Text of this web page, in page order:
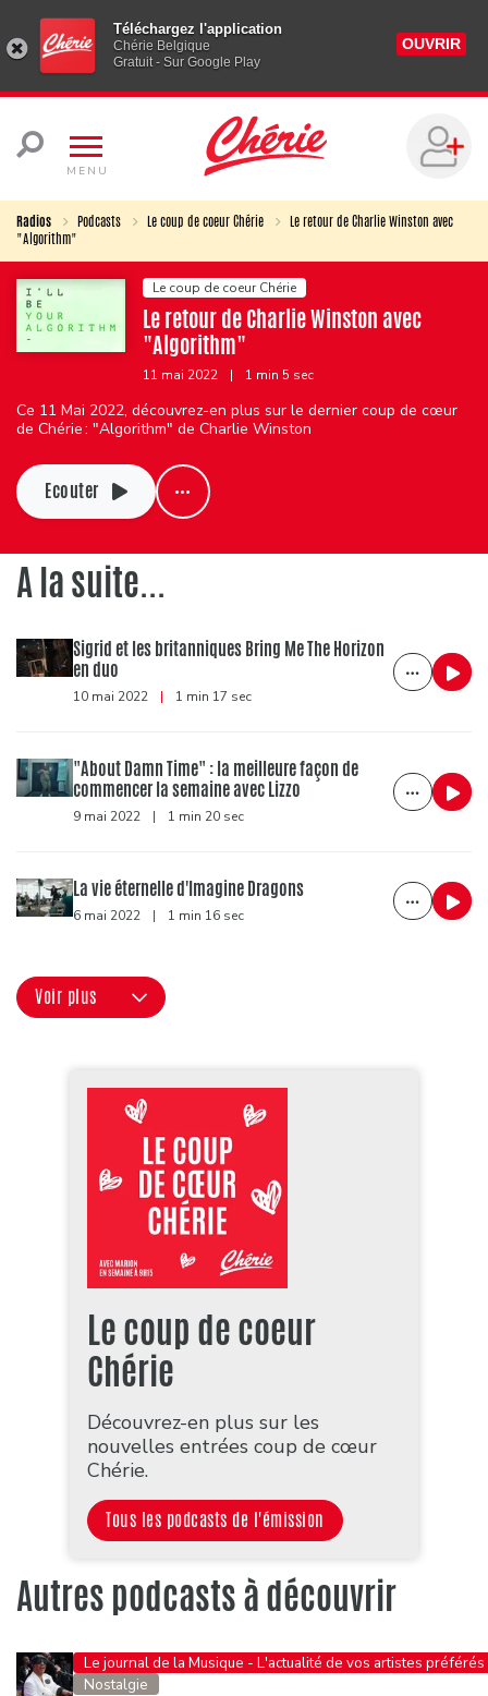
Téléchargez l'application
Chérie Belgique
Gratuit - Sur Google Play
OUVRIR
MENU
Radios Podcasts Le coup de coeur Chérie
Le retour de Charlie Winston avec
"Algorithm"
Le coup de coeur Chérie
Le retour de Charlie Winston avec
"Algorithm"
11 mai 2022 | 1 min 5 sec
Ce 11 Mai 2022, découvrez-en plus sur le dernier coup de cœur
de Chérie : "Algorithm" de Charlie Winston
Ecouter
A la suite...
Sigrid et les britanniques Bring Me The Horizon
en duo
10 mai 2022 | 1 min 17 sec
"About Damn Time" : la meilleure façon de
commencer la semaine avec Lizzo
9 mai 2022 | 1 min 20 sec
La vie éternelle d'Imagine Dragons
6 mai 2022 | 1 min 16 sec
Voir plus
Le coup de coeur
Chérie
Découvrez-en plus sur les
nouvelles entrées coup de cœur
Chérie.
Tous les podcasts de l'émission
Autres podcasts à découvrir
Le journal de la Musique - L'actualité de vos artistes préférés
Nostalgie